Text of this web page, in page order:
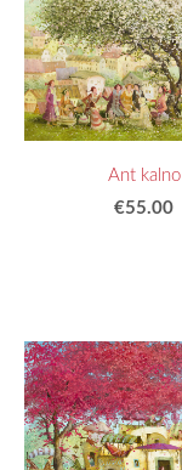
Ant kalno
€55.00